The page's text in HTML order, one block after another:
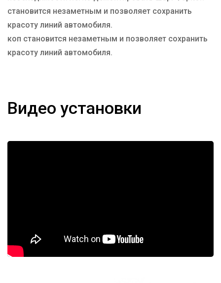
становится незаметным и позволяет сохранить
красоту линий автомобиля.
коп становится незаметным и позволяет сохранить
красоту линий автомобиля.
Видео установки